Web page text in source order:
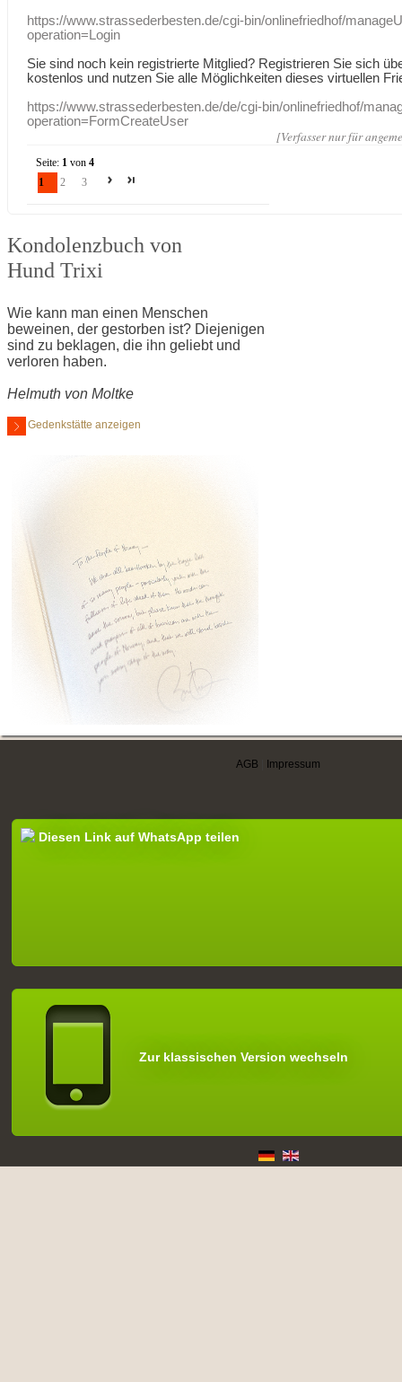
https://www.strassederbesten.de/cgi-bin/onlinefriedhof/
operation=Login
Sie sind noch kein registrierte Mitglied? Registrieren Sie sich
kostenlos und nutzen Sie alle Möglichkeiten dieses virtuellen
https://www.strassederbesten.de/de/cgi-bin/onlinefriedhof/
operation=FormCreateUser
[Verfasser nur für
Seite: 1 von4
1
2 3
Kondolenzbuch von
Hund Trixi
Wie kann man einen Menschen
beweinen, der gestorben ist? Diejenigen
sind zu beklagen, die ihn geliebt und
verloren haben.
Helmuth von Moltke
Gedenkstätte anzeigen
AGB Impressum
Diesen Link auf WhatsApp teilen
Zur klassischen Version wechseln